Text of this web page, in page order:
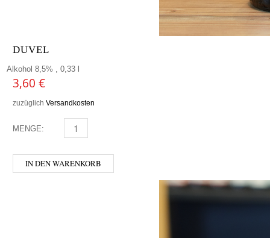
DUVEL
Alkohol 8,5% , 0,33 l
3,60 €
zuzüglich Versandkosten
MENGE: DUVEL MENGE
IN DEN WARENKORB